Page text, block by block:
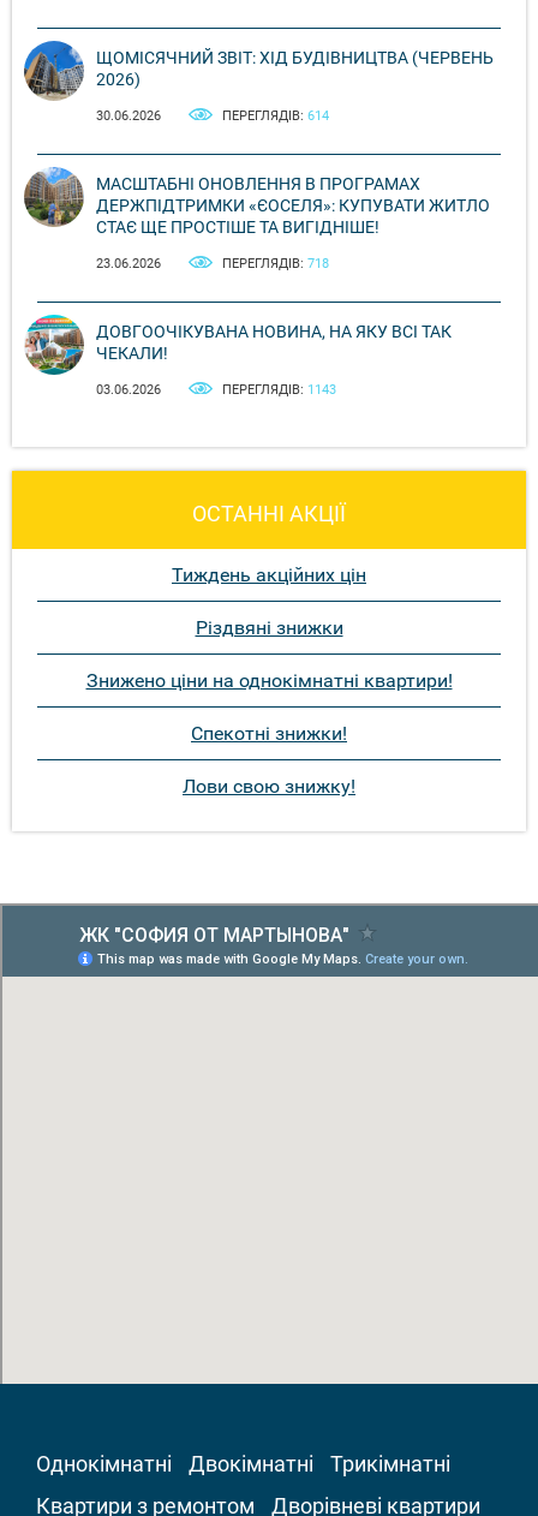
ЩОМІСЯЧНИЙ ЗВІТ: ХІД БУДІВНИЦТВА (ЧЕРВЕНЬ
2026)
30.06.2026 ПЕРЕГЛЯДІВ: 614
МАСШТАБНІ ОНОВЛЕННЯ В ПРОГРАМАХ
ДЕРЖПІДТРИМКИ «ЄОСЕЛЯ»: КУПУВАТИ ЖИТЛО
СТАЄ ЩЕ ПРОСТІШЕ ТА ВИГІДНІШЕ!
23.06.2026 ПЕРЕГЛЯДІВ: 718
ДОВГООЧІКУВАНА НОВИНА, НА ЯКУ ВСІ ТАК
ЧЕКАЛИ!
03.06.2026 ПЕРЕГЛЯДІВ: 1143
ОСТАННІ АКЦІЇ
Тиждень акційних цін
Різдвяні знижки
Знижено ціни на однокімнатні квартири!
Спекотні знижки!
Лови свою знижку!
Однокімнатні Двокімнатні
Трикімнатні
Квартири з ремонтом
Дворівневі квартири